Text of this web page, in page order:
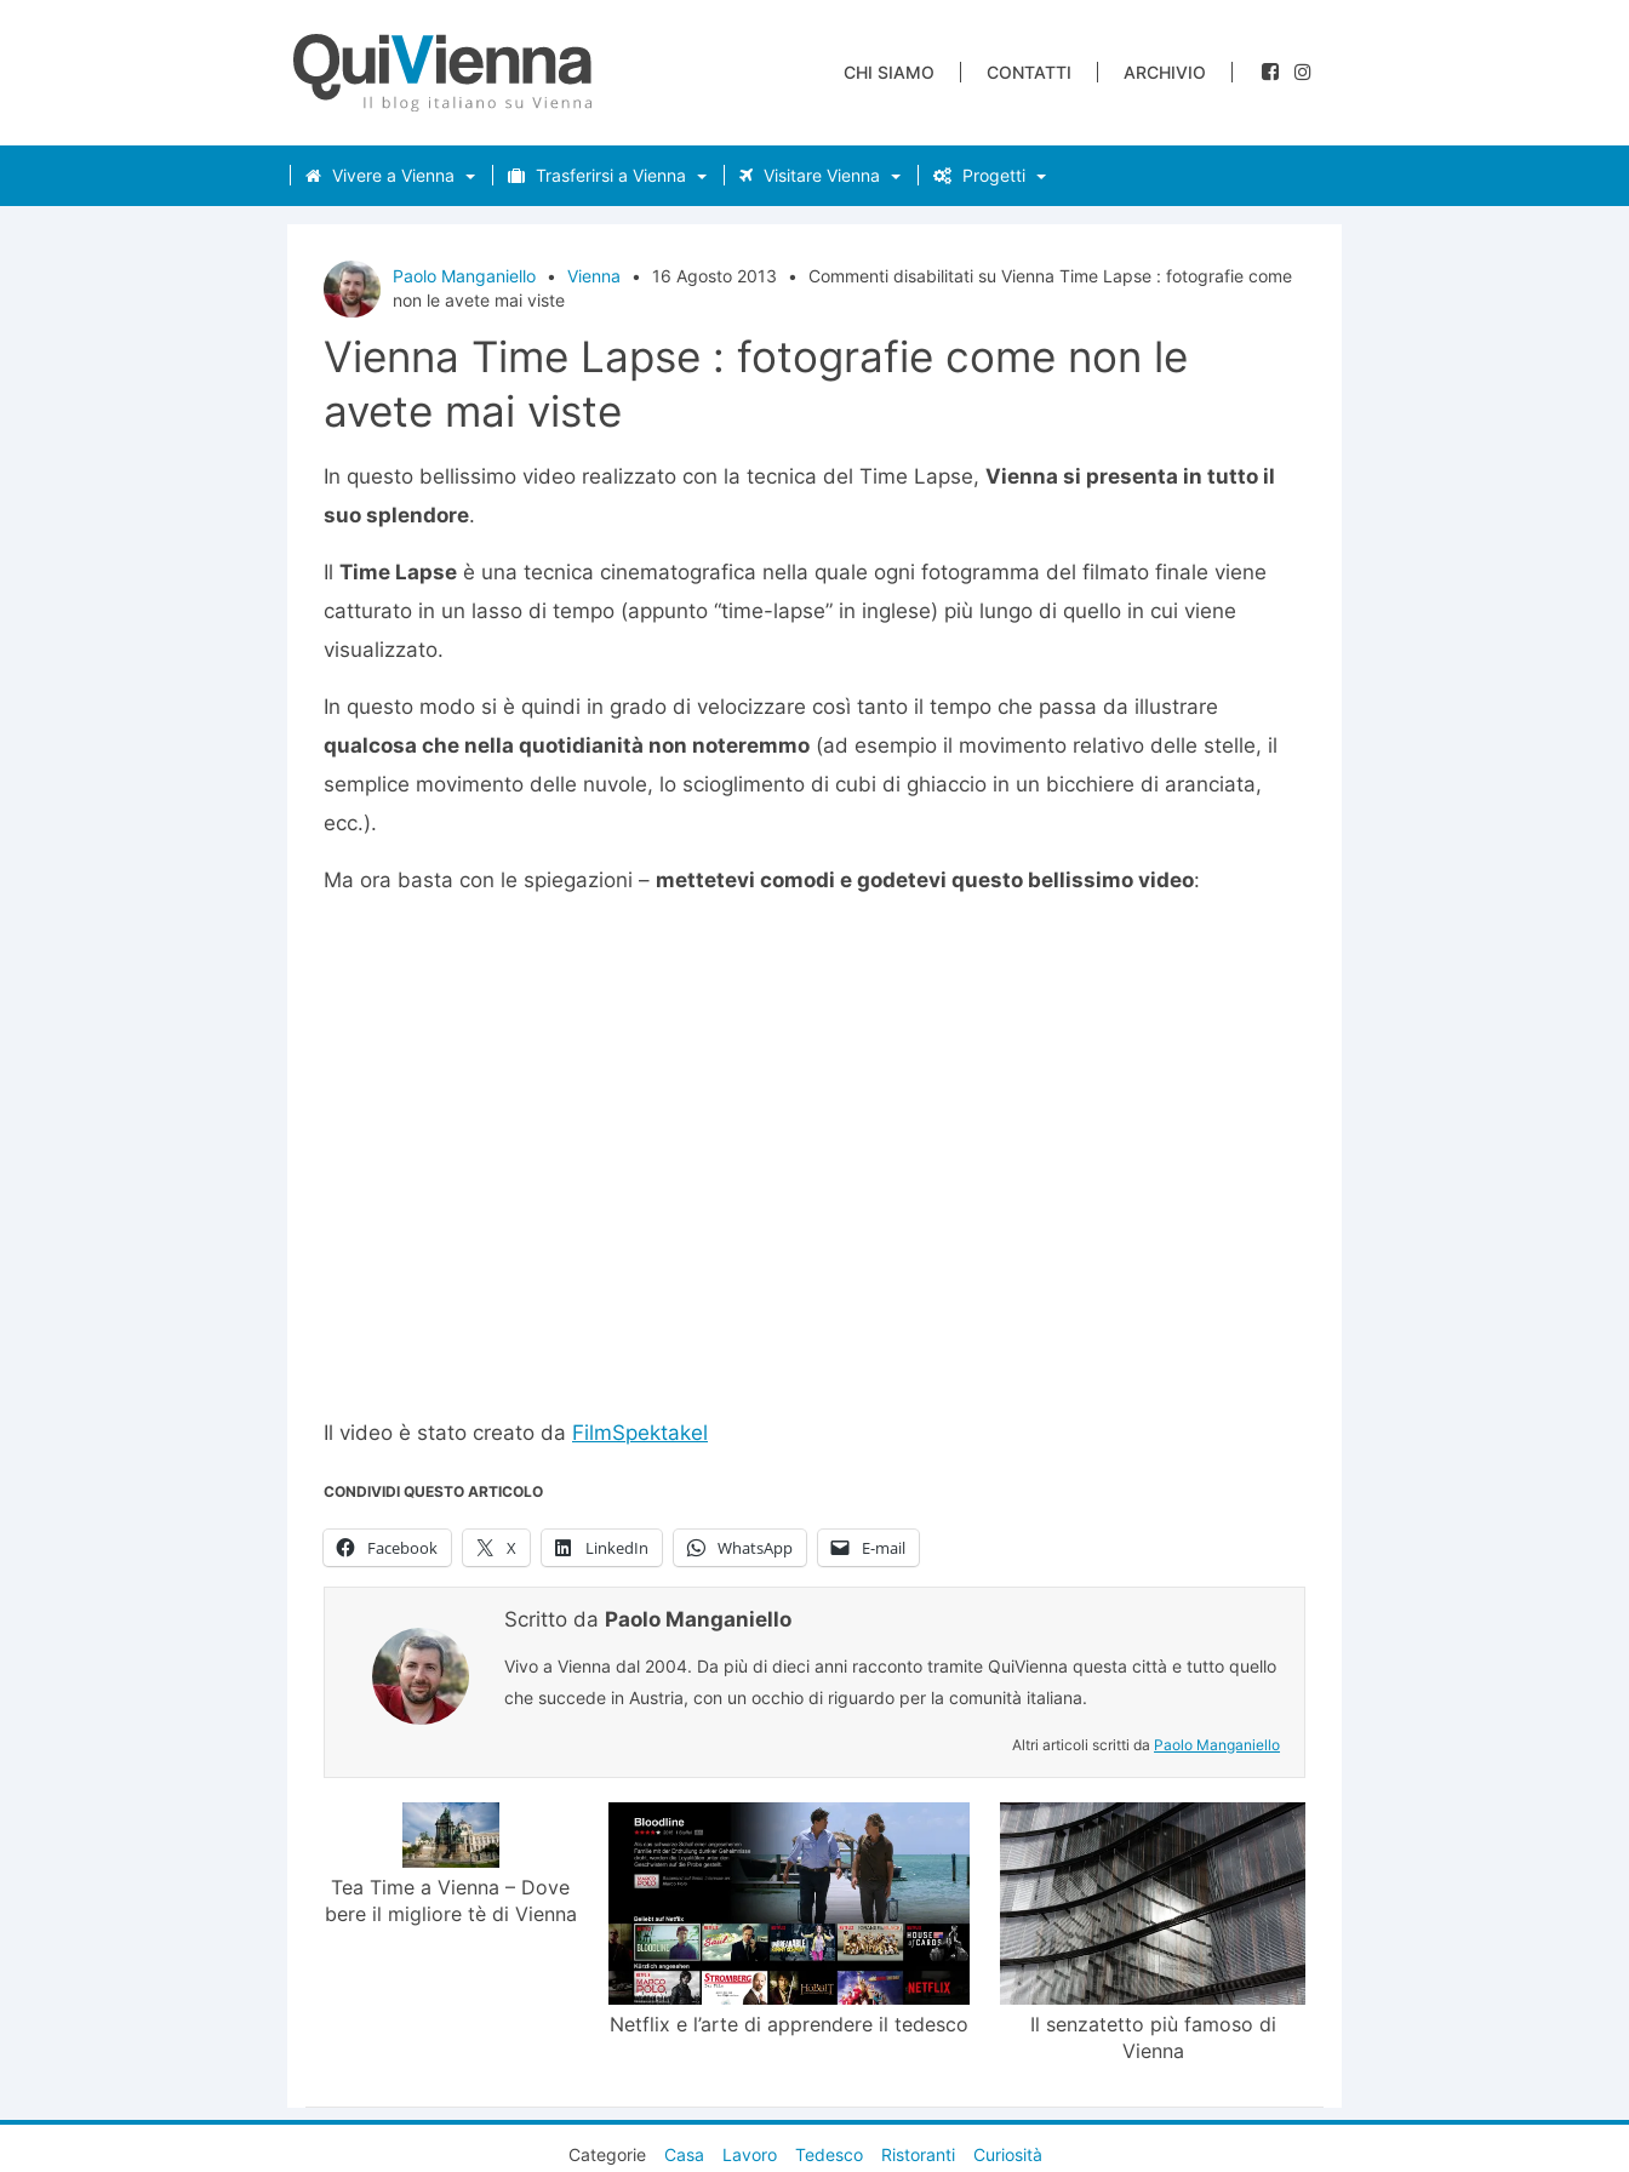
CHI SIAMO CONTATTI ARCHIVIO
Vivere a Vienna Trasferirsi a Vienna Visitare Vienna Progetti
Paolo Manganiello • Vienna • 16 Agosto 2013 • Commenti disabilitatisu Vienna Time Lapse : fotografie come
non le avete mai viste
Vienna Time Lapse : fotografie come non le
avete mai viste
In questo bellissimo video realizzato con la tecnica del Time Lapse, Vienna si presenta in tutto il
suo splendore.
Il Time Lapse è una tecnica cinematografica nella quale ogni fotogramma del filmato finale viene
catturato in un lasso di tempo (appunto “time-lapse” in inglese) più lungo di quello in cui viene
visualizzato.
In questo modo si è quindi in grado di velocizzare così tanto il tempo che passa da illustrare
qualcosa che nella quotidianità non noteremmo (ad esempio il movimento relativo delle stelle, il
semplice movimento delle nuvole, lo scioglimento di cubi di ghiaccio in un bicchiere di aranciata,
ecc.).
Ma ora basta con le spiegazioni – mettetevi comodi e godetevi questo bellissimo video:
Il video è stato creato da FilmSpektakel
CONDIVIDI QUESTO ARTICOLO
Facebook X LinkedIn WhatsApp E-mail
Scritto da Paolo Manganiello
Vivo a Vienna dal 2004. Da più di dieci anni racconto tramite QuiVienna questa città e tutto quello
che succede in Austria, con un occhio di riguardo per la comunità italiana.
Altri articoli scritti da Paolo Manganiello
Tea Time a Vienna – Dove
bere il migliore tè di Vienna
Netflix e l’arte di apprendere il tedesco
Il senzatetto più famoso di
Vienna
Categorie Casa Lavoro Tedesco Ristoranti Curiosità